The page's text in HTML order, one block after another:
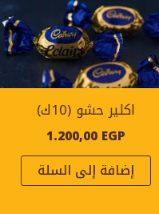
اكلير حشو (10ك)
1.200,00 EGP
إضافة إلى السلة